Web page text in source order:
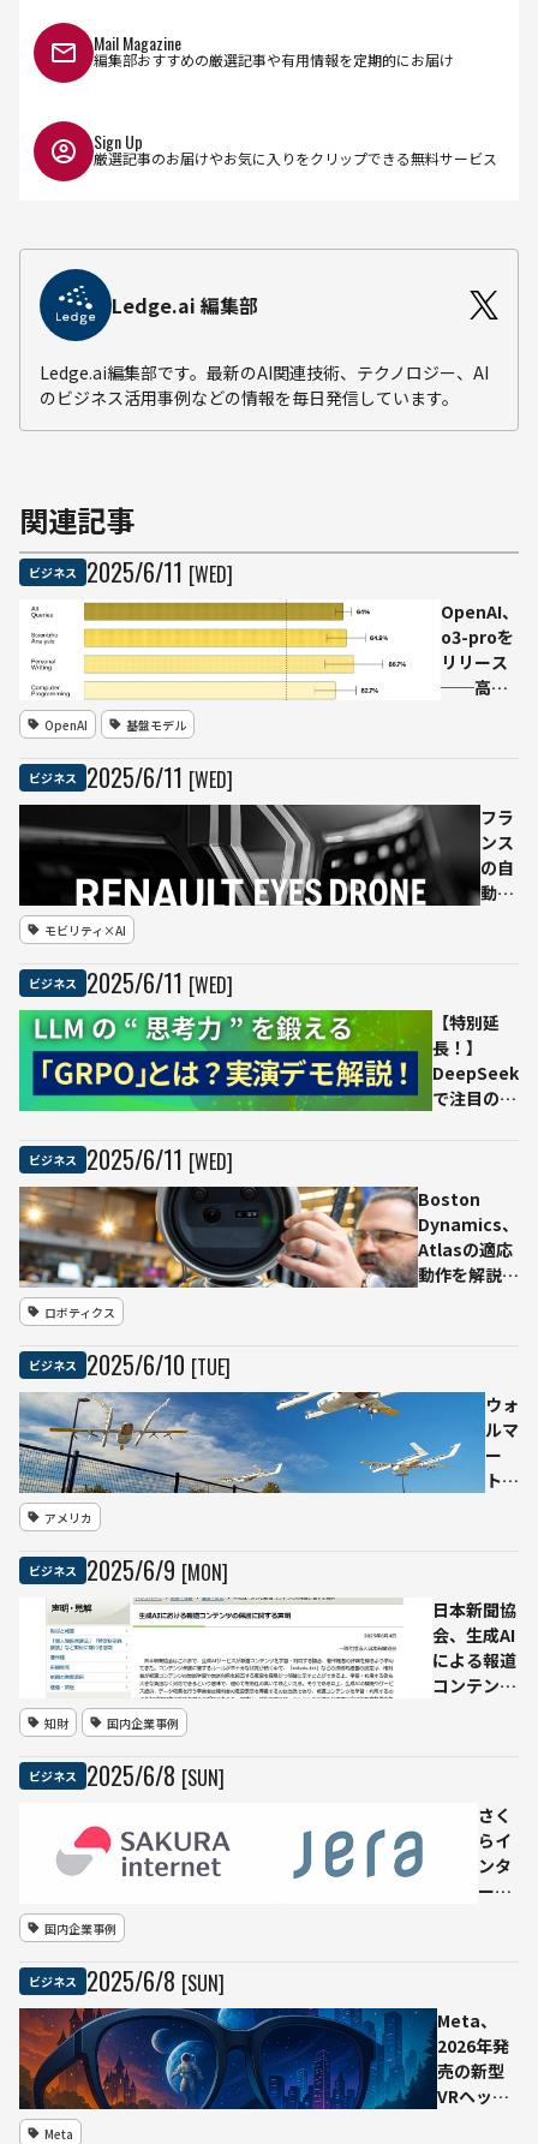
Mail Magazine
編集部おすすめの厳選記事や有用情報を定期的にお届け
Sign Up
厳選記事のお届けやお気に入りをクリップできる無料サービス
Ledge.ai 編集部
Ledge.ai編集部です。最新のAI関連技術、テクノロジー、AI
のビジネス活用事例などの情報を毎日発信しています。
関連記事
ビジネス 2025/6/11 [WED]
OpenAI、
o3-proを
リリース
──高度
OpenAI 基盤モデル
ビジネス 2025/6/11 [WED]
フラ
ンス
の自
動車
ライ
のド
ロー
協議
中
ウク
年中
に
400
万機
以上
運用
する
計画
モビリティ×AI
ビジネス 2025/6/11 [WED]
【特別延
長！】
DeepSeek
で注目の強
説！H200
搭載GPUの
30日間無料
トライアル
ビジネス 2025/6/11 [WED]
Boston
Dynamics、
Atlasの適応
動作を解説す
ロボティクス
ビジネス 2025/6/10 [TUE]
ウォ
ルマ
ー
ト、
米
100
店舗
に拡
タや
ヒュ
ース
配送
体制
を構
築
アメリカ
ビジネス 2025/6/9 [MON]
日本新聞協
会、生成AI
による報道
コンテンツ
robots.txt
の順守と政
府対応を強
く要請
知財 国内企業事例
ビジネス 2025/6/8 [SUN]
さく
らイ
ンタ
ーネ
デー
タセ
ンタ
ーを
国内企業事例
ビジネス 2025/6/8 [SUN]
Meta、
2026年発
売の新型
VRヘッド
Meta